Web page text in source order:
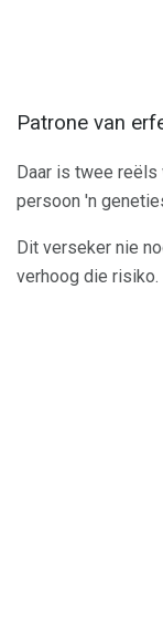
Patrone van
Daar is twee
persoon 'n
Dit verseker nie
verhoog die risiko.